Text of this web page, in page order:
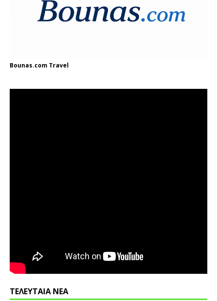
Bounas.com Travel
ΤΕΛΕΥΤΑΙΑ ΝΕΑ